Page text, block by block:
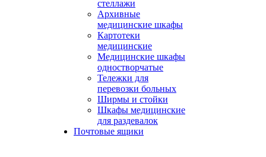
стеллажи
Архивные
медицинские шкафы
Картотеки
медицинские
Медицинские шкафы
одностворчатые
Тележки для
перевозки больных
Ширмы и стойки
Шкафы медицинские
для раздевалок
Почтовые ящики